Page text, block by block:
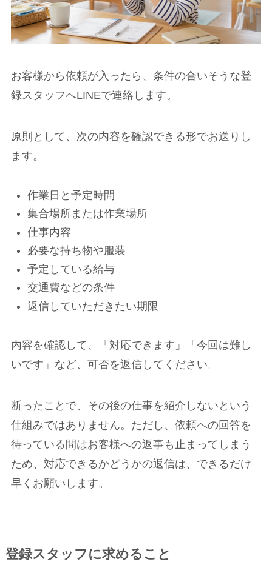
お客様から依頼が入ったら、条件の合いそうな登
録スタッフへLINEで連絡します。
原則として、次の内容を確認できる形でお送りし
ます。
作業日と予定時間
集合場所または作業場所
仕事内容
必要な持ち物や服装
予定している給与
交通費などの条件
返信していただきたい期限
内容を確認して、「対応できます」「今回は難し
いです」など、可否を返信してください。
断ったことで、その後の仕事を紹介しないという
仕組みではありません。ただし、依頼への回答を
待っている間はお客様への返事も止まってしまう
ため、対応できるかどうかの返信は、できるだけ
早くお願いします。
登録スタッフに求めること